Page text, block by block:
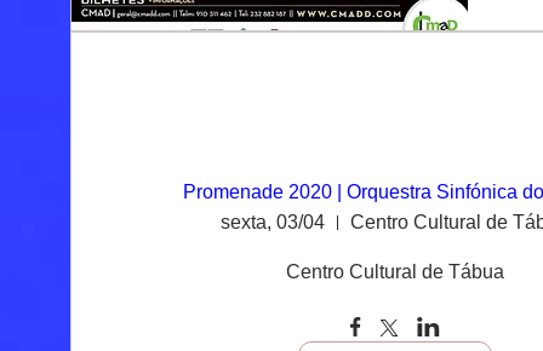
Promenade 2020 | Orquestra Sinfónica
sexta, 03/04
Centro Cultural de
Centro Cultural de Tábua